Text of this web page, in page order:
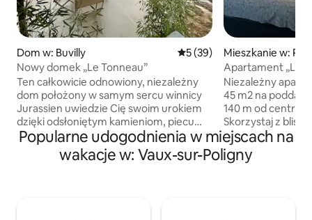
Dom w: Buvilly Średnia ocena: 5 na 5,
5 (39)
Nowy domek „Le Tonneau”
Ten całkowicie odnowiony, niezależny
dom położony w samym sercu winnicy
Jurassien uwiedzie Cię swoim urokiem
dzięki odsłoniętym kamieniom, piecu
chlebowemu (dekoracja) i tarasowi.
Położony w małej winiarskiej wiosce
między Arbois, Pupillin i Poligny w
Mieszkanie w:
Apartament
miasta Poligny
Niezależny
45 m2 na
140 m od
Skorzystaj z
centrum miasta,
spokojnej uliczce
położony w
Popularne udogodnienia w miejscach na
wakacje w: Vaux-sur-Poligny